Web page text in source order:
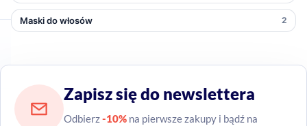
Maski do włosów 2
Zapisz się do newslettera
Odbierz-10% na pierwsze zakupy i bądź na